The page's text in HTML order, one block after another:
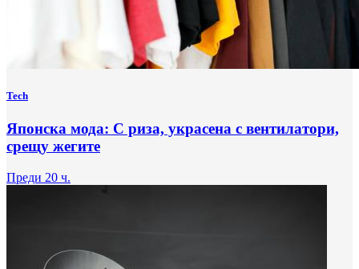
Tech
Японска мода: С риза, украсена с вентилатори,
срещу жегите
Преди 20 ч.